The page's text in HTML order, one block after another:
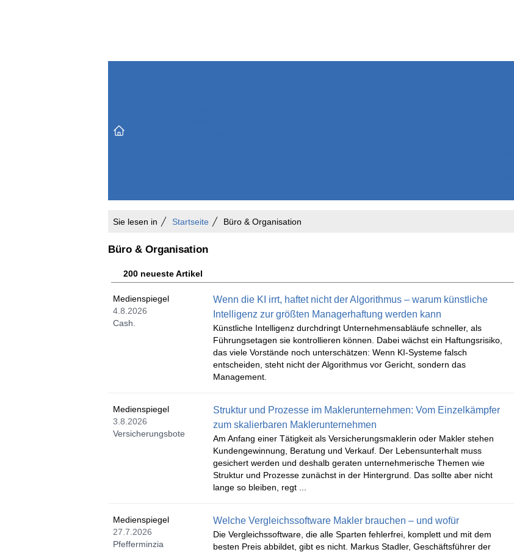
Sie lesen in Startseite Büro & Organisation
Büro & Organisation
200 neueste Artikel
Medienspiegel
4.8.2026
Cash.
Wenn die KI irrt, haftet nicht der Algorithmus – warum künstliche
Intelligenz zur größten Managerhaftung werden kann
Künstliche Intelligenz durchdringt Unternehmensabläufe schneller, als
Führungsetagen sie kontrollieren können. Dabei wächst ein Haftungsrisiko,
das viele Vorstände noch unterschätzen: Wenn KI-Systeme falsch
entscheiden, steht nicht der Algorithmus vor Gericht, sondern das
Management.
Medienspiegel
3.8.2026
Versicherungsbote
Struktur und Prozesse im Maklerunternehmen: Vom Einzelkämpfer
zum skalierbaren Maklerunternehmen
Am Anfang einer Tätigkeit als Versicherungsmaklerin oder Makler stehen
Kundengewinnung, Beratung und Verkauf. Der Lebensunterhalt muss
gesichert werden und deshalb geraten unternehmerische Themen wie
Struktur und Prozesse zunächst in der Hintergrund. Das sollte aber nicht
lange so bleiben, regt ...
Medienspiegel
27.7.2026
Pfefferminzia
Welche Vergleichssoftware Makler brauchen – und wofür
Die Vergleichssoftware, die alle Sparten fehlerfrei, komplett und mit dem
besten Preis abbildet, gibt es nicht. Markus Stadler, Geschäftsführer der